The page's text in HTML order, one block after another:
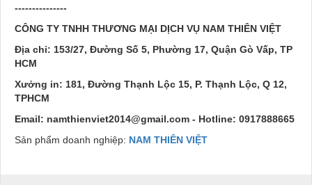
---------------
CÔNG TY TNHH THƯƠNG MẠI DỊCH VỤ NAM THIÊN VIỆT
Địa chỉ: 153/27, Đường Số 5, Phường 17, Quận Gò Vấp, TP
HCM
Xưởng in: 181, Đường Thạnh Lộc 15, P. Thạnh Lộc, Q 12,
TPHCM
Email: namthienviet2014@gmail.com - Hotline: 0917888665
Sản phẩm doanh nghiệp: NAM THIÊN VIỆT